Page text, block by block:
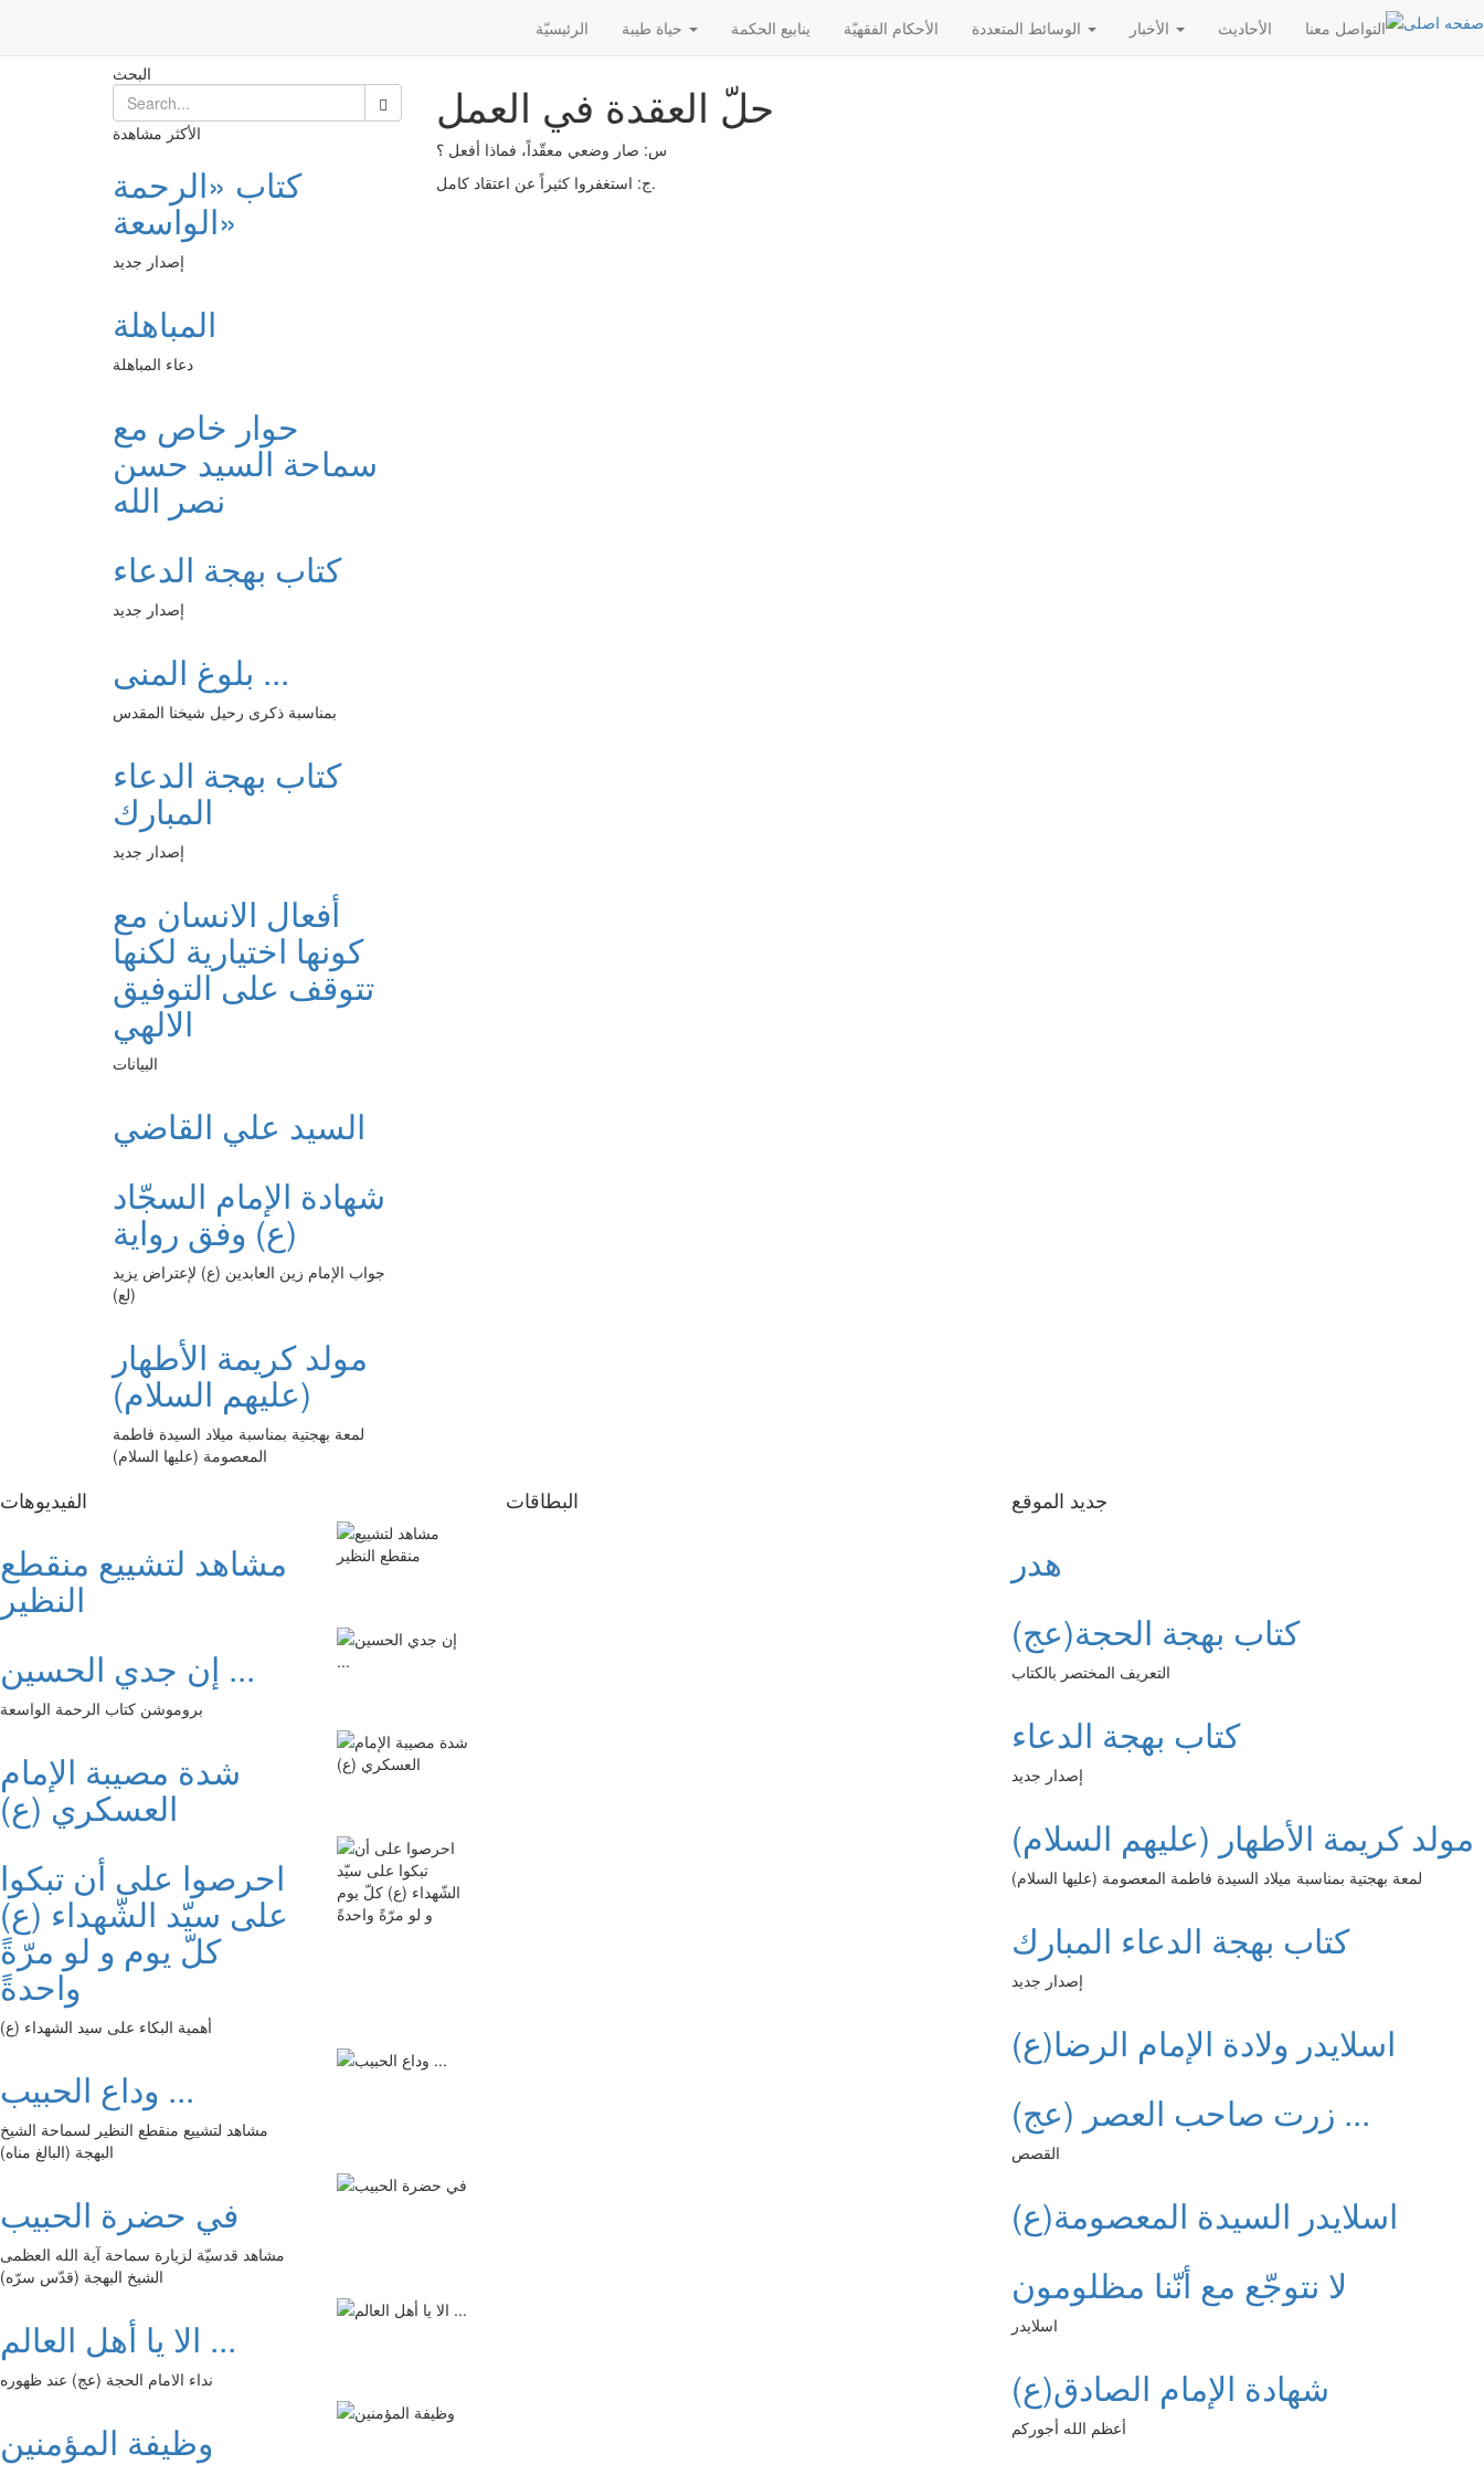
الرئیسیّة ينابيع الحكمة الأحکام الفقهیّة الأحادیث التواصل معنا
حلّ العقدة في العمل
س: صار وضعي معقّداً، فماذا أفعل ؟
ج: استغفروا كثيراً عن اعتقاد كامل.
البحث
الأكثر مشاهدة
كتاب «الرحمة
الواسعة»
إصدار جديد
المباهلة
دعاء المباهلة
حوار خاص مع
سماحة السيد حسن
نصر الله
كتاب بهجة الدعاء
إصدار جديد
بلوغ المنى ...
بمناسبة ذكرى رحيل شيخنا المقدس
كتاب بهجة الدعاء
المبارك
إصدار جديد
أفعال الانسان مع
كونها اختيارية لكنها
تتوقف على التوفيق
الالهي
البيانات
السيد علي القاضي
شهادة الإمام السجّاد
(ع) وفق رواية
جواب الإمام زين العابدين (ع) لإعتراض يزيد
(لع)
مولد كريمة الأطهار
(عليهم السلام)
لمعة بهجتية بمناسبة ميلاد السيدة فاطمة
المعصومة (عليها السلام)
الفیدیوهات
مشاهد لتشييع منقطع
النظير
إن جدي الحسين ...
بروموشن كتاب الرحمة الواسعة
شدة مصيبة الإمام
العسكري (ع)
احرصوا على أن تبكوا
على سيّد الشّهداء (ع)
كلّ يوم و لو مرّةً
واحدةً
أهمية البكاء على سيد الشهداء (ع)
وداع الحبيب ...
مشاهد لتشييع منقطع النظير لسماحة الشيخ
البهجة (البالغ مناه)
في حضرة الحبيب
مشاهد قدسيّة لزيارة سماحة آية الله العظمى
الشيخ البهجة (قدّس سرّه)
الا يا أهل العالم ...
نداء الامام الحجة (عج) عند ظهوره
وظيفة المؤمنين
البطاقات جديد الموقع
هدر
كتاب بهجة الحجة(عج)
التعريف المختصر بالكتاب
كتاب بهجة الدعاء
إصدار جديد
مولد كريمة الأطهار (عليهم السلام)
لمعة بهجتية بمناسبة ميلاد السيدة فاطمة المعصومة (عليها السلام)
كتاب بهجة الدعاء المبارك
إصدار جديد
اسلايدر ولادة الإمام الرضا(ع)
زرت صاحب العصر (عج) ...
القصص
اسلايدر السيدة المعصومة(ع)
لا نتوجّع مع أنّنا مظلومون
اسلايدر
شهادة الإمام الصادق(ع)
أعظم الله أجوركم